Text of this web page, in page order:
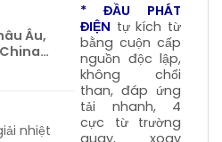
Âu,
* ĐẦU PHÁT
ĐIỆN tự kích từ
bằng cuộn cấp
nguồn độc lập,
không chổi
than, đáp ứng
tải nhanh, 4
cực từ trường
quay, xoay
nhiệt